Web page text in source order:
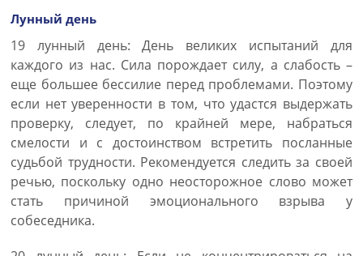
Лунный день
19 лунный день: День великих испытаний для
каждого из нас. Сила порождает силу, а слабость –
еще большее бессилие перед проблемами. Поэтому
если нет уверенности в том, что удастся выдержать
проверку, следует, по крайней мере, набраться
смелости и с достоинством встретить посланные
судьбой трудности. Рекомендуется следить за своей
речью, поскольку одно неосторожное слово может
стать причиной эмоционального взрыва у
собеседника.